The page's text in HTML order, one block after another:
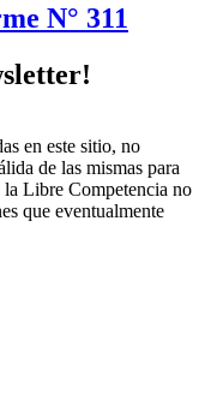
N° 311
en este sitio, no
de las mismas para
la Libre Competencia no
que eventualmente